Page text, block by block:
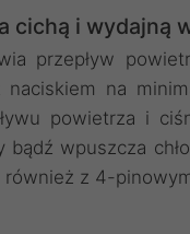
cichą i wydajną
przepływ
na
powietrza i
wpuszcza
z 4-